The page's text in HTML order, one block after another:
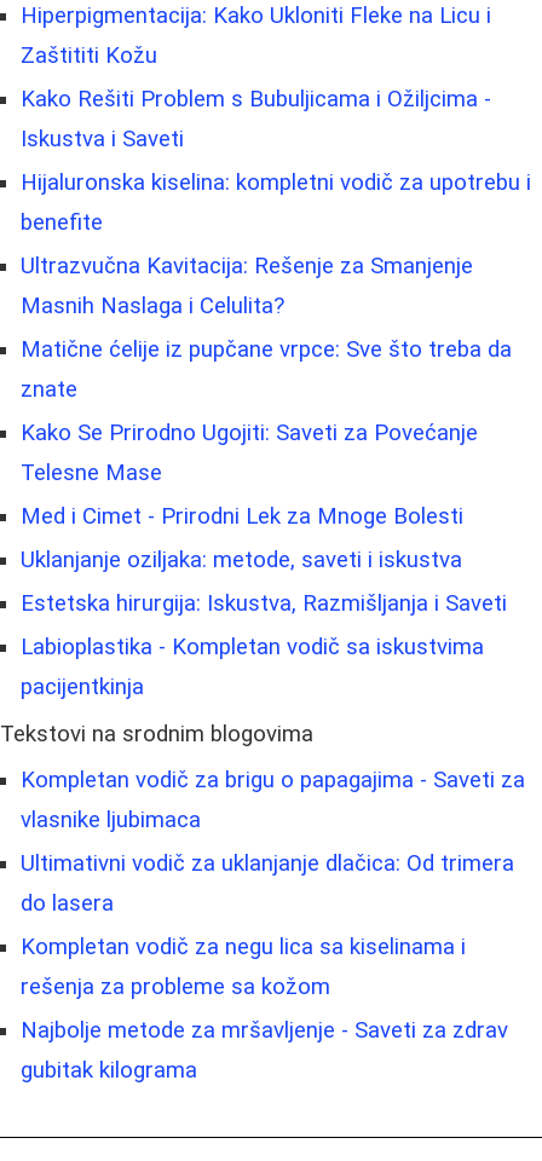
Hiperpigmentacija: Kako Ukloniti Fleke na Licu i
Zaštititi Kožu
Kako Rešiti Problem s Bubuljicama i Ožiljcima -
Iskustva i Saveti
Hijaluronska kiselina: kompletni vodič za upotrebu i
benefite
Ultrazvučna Kavitacija: Rešenje za Smanjenje
Masnih Naslaga i Celulita?
Matične ćelije iz pupčane vrpce: Sve što treba da
znate
Kako Se Prirodno Ugojiti: Saveti za Povećanje
Telesne Mase
Med i Cimet - Prirodni Lek za Mnoge Bolesti
Uklanjanje oziljaka: metode, saveti i iskustva
Estetska hirurgija: Iskustva, Razmišljanja i Saveti
Labioplastika - Kompletan vodič sa iskustvima
pacijentkinja
Tekstovi na srodnim blogovima
Kompletan vodič za brigu o papagajima - Saveti za
vlasnike ljubimaca
Ultimativni vodič za uklanjanje dlačica: Od trimera
do lasera
Kompletan vodič za negu lica sa kiselinama i
rešenja za probleme sa kožom
Najbolje metode za mršavljenje - Saveti za zdrav
gubitak kilograma